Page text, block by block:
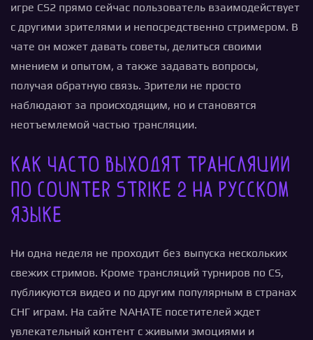
игре CS2 прямо сейчас пользователь взаимодействует
с другими зрителями и непосредственно стримером. В
чате он может давать советы, делиться своими
мнением и опытом, а также задавать вопросы,
получая обратную связь. Зрители не просто
наблюдают за происходящим, но и становятся
неотъемлемой частью трансляции.
Как часто выходят трансляции
по Counter Strike 2 на русском
языке
Ни одна неделя не проходит без выпуска нескольких
свежих стримов. Кроме трансляций турниров по CS,
публикуются видео и по другим популярным в странах
СНГ играм. На сайте NAHATE посетителей ждет
увлекательный контент с живыми эмоциями и